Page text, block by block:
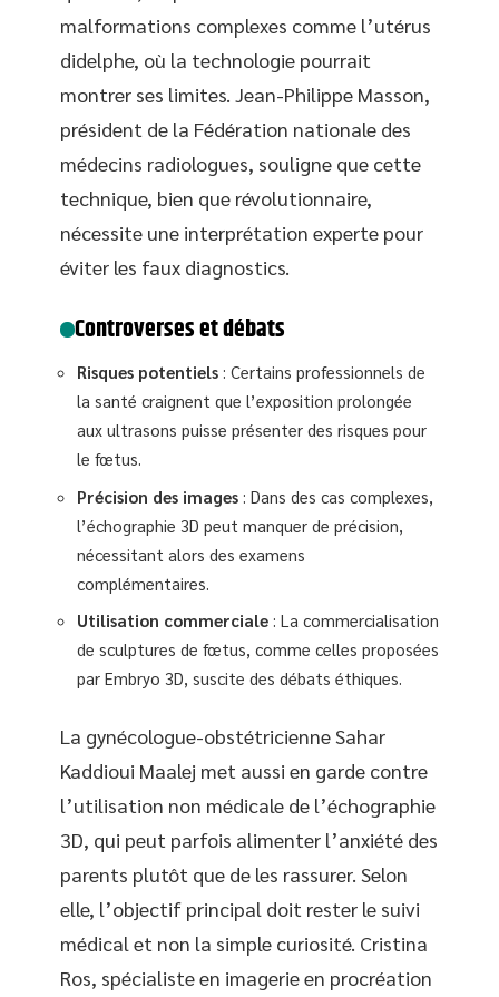
malformations complexes comme l’utérus
didelphe, où la technologie pourrait
montrer ses limites. Jean-Philippe Masson,
président de la Fédération nationale des
médecins radiologues, souligne que cette
technique, bien que révolutionnaire,
nécessite une interprétation experte pour
éviter les faux diagnostics.
Controverses et débats
Risques potentiels : Certains professionnels de
la santé craignent que l’exposition prolongée
aux ultrasons puisse présenter des risques pour
le fœtus.
Précision des images : Dans des cas complexes,
l’échographie 3D peut manquer de précision,
nécessitant alors des examens
complémentaires.
Utilisation commerciale : La commercialisation
de sculptures de fœtus, comme celles proposées
par Embryo 3D, suscite des débats éthiques.
La gynécologue-obstétricienne Sahar
Kaddioui Maalej met aussi en garde contre
l’utilisation non médicale de l’échographie
3D, qui peut parfois alimenter l’anxiété des
parents plutôt que de les rassurer. Selon
elle, l’objectif principal doit rester le suivi
médical et non la simple curiosité. Cristina
Ros, spécialiste en imagerie en procréation